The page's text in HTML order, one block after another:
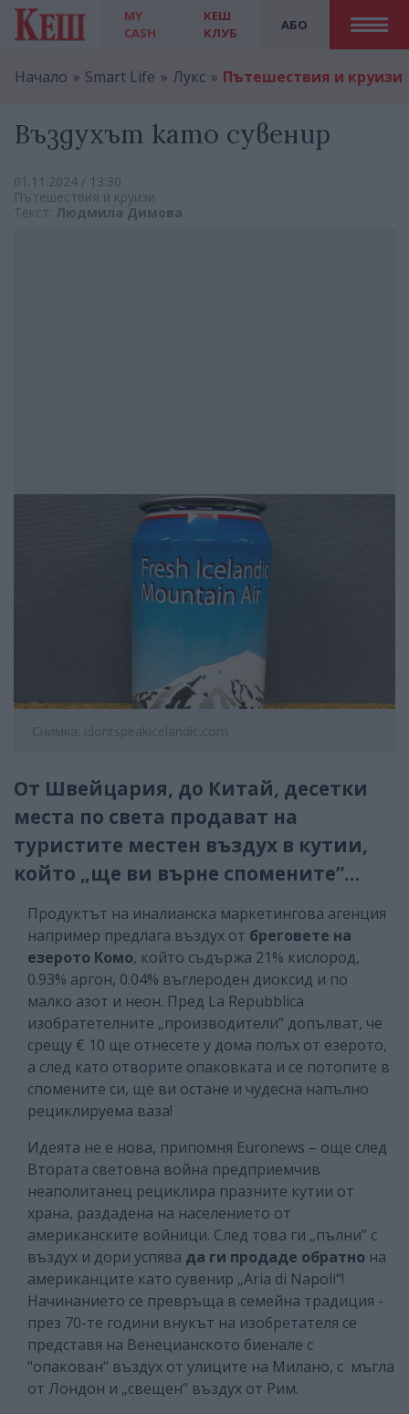
MY
CASH
АБО
КЕШ
КЛУБ
Начало Smart Life Лукс Пътешествия и круизи
Въздухът като сувенир
01.11.2024 / 13:30
Пътешествия и круизи
Текст: Людмила Димова
Снимка: idontspeakicelandic.com
От Швейцария, до Китай, десетки
места по света продават на
туристите местен въздух в кутии,
който „ще ви върне спомените”…
Продуктът на иналианска маркетингова агенция
например предлага въздух от бреговете на
езерото Комо, който съдържа 21% кислород,
0.93% аргон, 0.04% въглероден диоксид и по
малко азот и неон. Пред La Repubblica
изобратетелните „производители” допълват, че
срещу € 10 ще отнесете у дома полъх от езерото,
а след като отворите опаковката и се потопите в
спомените си, ще ви остане и чудесна напълно
рециклируема ваза!
Идеята не е нова, припомня Euronews – още след
Втората световна война предприемчив
неаполитанец рециклира празните кутии от
храна, раздадена на населението от
американските войници. След това ги „пълни” с
въздух и дори успява да ги продаде обратно на
американците като сувенир „Aria di Napoli“!
Начинанието се превръща в семейна традиция -
през 70-те години внукът на изобретателя се
представя на Венецианското биенале с
"опакован" въздух от улиците на Милано, с мъгла
от Лондон и „свещен” въздух от Рим.